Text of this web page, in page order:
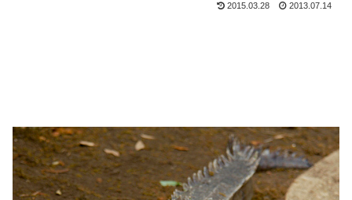
2015.03.28 2013.07.14